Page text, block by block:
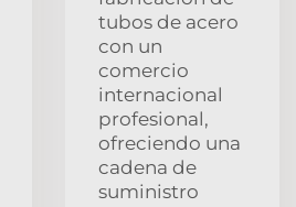
tubos de acero
con un
comercio
internacional
profesional,
ofreciendo una
cadena de
suministro